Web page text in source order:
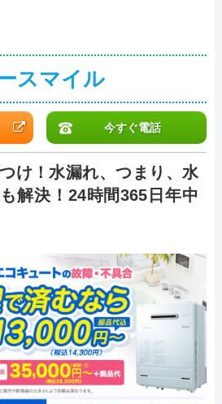
スマイル
今すぐ電話
け！水漏れ、つまり、水
解決！24時間365日年中